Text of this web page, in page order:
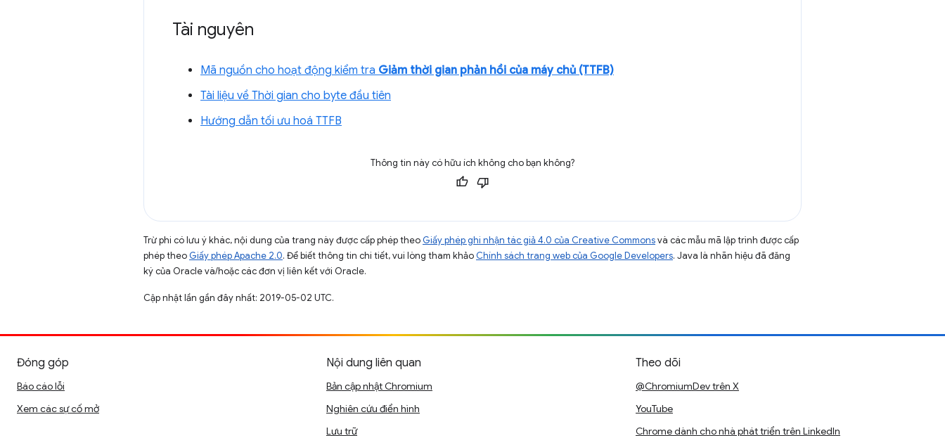
Tài nguyên
Mã nguồn cho hoạt động kiểm tra Giảm thời gian phản hồi của máy chủ (TTFB)
Tài liệu về Thời gian cho byte đầu tiên
Hướng dẫn tối ưu hoá TTFB
Thông tin này có hữu ích không cho bạn không?
Trừ phi có lưu ý khác, nội dung của trang này được cấp phép theo Giấy phép ghi nhận tác giả 4.0 của Creative Commonsvà các mẫu mã lập trình được cấp
phép theo Giấy phép Apache 2.0. Để biết thông tin chi tiết, vui lòng tham khảo Chính sách trang web của Google Developers. Java là nhãn hiệu đã đăng
ký của Oracle và/hoặc các đơn vị liên kết với Oracle.
Cập nhật lần gần đây nhất: 2019-05-02 UTC.
Đóng góp
Báo cáo lỗi
Xem các sự cố mở
Nội dung liên quan
Bản cập nhật Chromium
Nghiên cứu điển hình
Lưu trữ
Theo dõi
@ChromiumDev trên X
YouTube
Chrome dành cho nhà phát triển trên LinkedIn